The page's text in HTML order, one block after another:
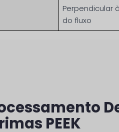
Perpendicular
do fluxo
PEEK